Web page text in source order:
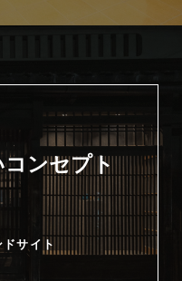
ンセプト
サイト